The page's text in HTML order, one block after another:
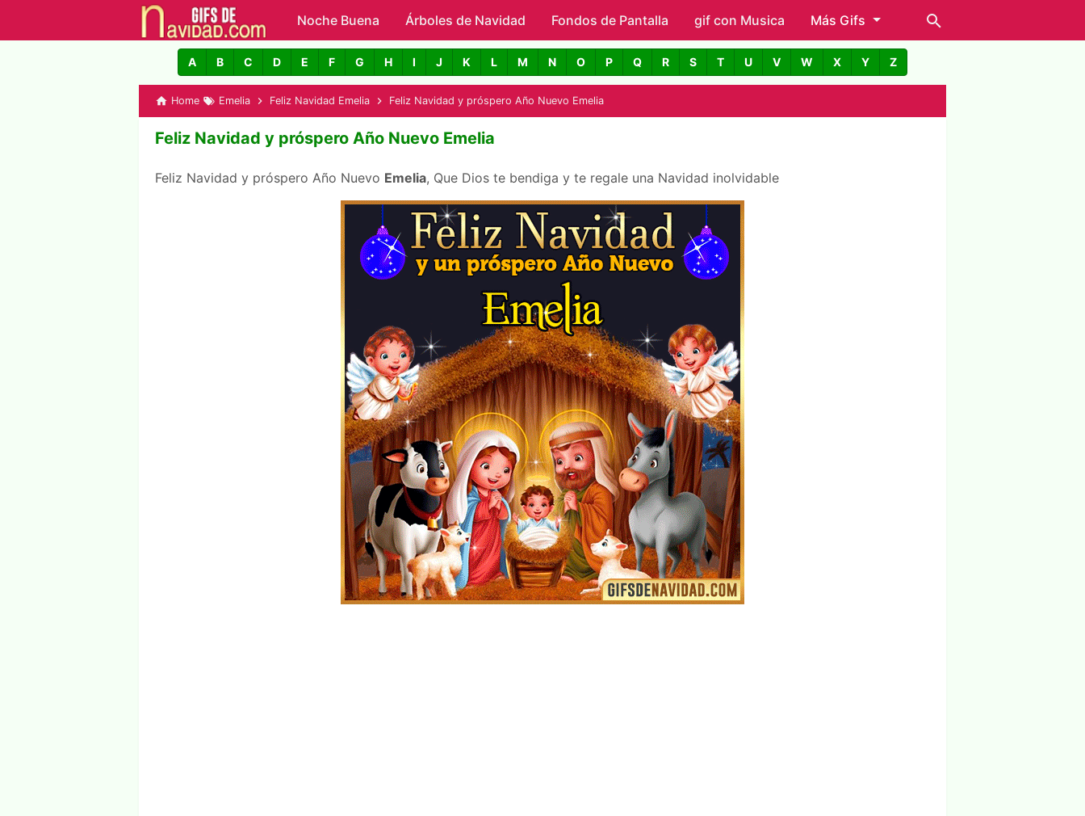
Skip to main content
Noche Buena Árboles de Navidad Fondos de Pantalla gif con Musica Más Gifs
GIFs de Navidad con Nombres
A B C D E F G H I J K L M N O P Q R S T U V W X Y Z
Home Emelia Feliz Navidad Emelia Feliz Navidad y próspero Año Nuevo Emelia
Feliz Navidad y próspero Año Nuevo Emelia
Feliz Navidad y próspero Año Nuevo Emelia, Que Dios te bendiga y te regale una Navidad inolvidable